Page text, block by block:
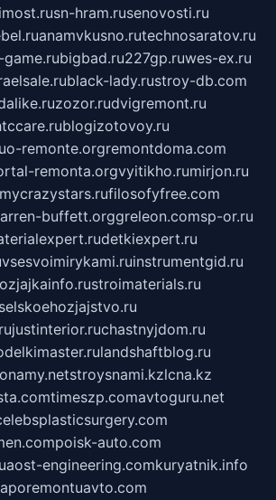
sn-hram.rusenovosti.ru
anamvkusno.rutechnosaratov.ru
bigbad.ru227gp.ruwes-ex.ru
black-lady.rustroy-db.com
zozor.rudvigremont.ru
blogizotovoy.ru
o-remonte.orgremontdoma.com
remonta.orgvyitikho.rumirjon.ru
mycrazystars.rufilosofyfree.com
buffett.orggreleon.comsp-or.ru
detkiexpert.ru
vsesvoimirykami.ruinstrumentgid.ru
stroimaterials.ru
selskoehozjajstvo.ru
justinterior.ruchastnyjdom.ru
landshaftblog.ru
stroysnami.kzlcna.kz
timeszp.comavtoguru.net
poisk-auto.com
ost-engineering.comkuryatnik.info
poremontuavto.com